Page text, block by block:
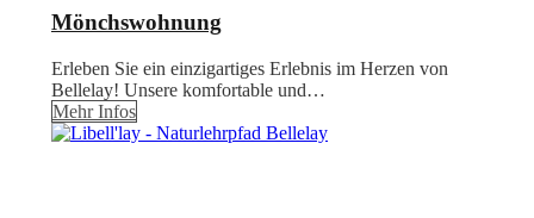
Mönchswohnung
Erleben Sie ein einzigartiges Erlebnis im Herzen von
Bellelay! Unsere komfortable und…
Mehr Infos